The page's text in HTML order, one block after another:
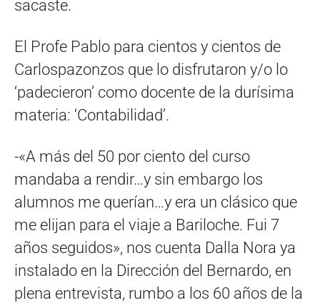
sacaste.
El Profe Pablo para cientos y cientos de
Carlospazonzos que lo disfrutaron y/o lo
‘padecieron’ como docente de la durísima
materia: ‘Contabilidad’.
-«A más del 50 por ciento del curso
mandaba a rendir…y sin embargo los
alumnos me querían…y era un clásico que
me elijan para el viaje a Bariloche. Fui 7
años seguidos», nos cuenta Dalla Nora ya
instalado en la Dirección del Bernardo, en
plena entrevista, rumbo a los 60 años de la